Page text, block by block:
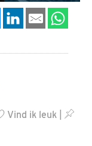
Vind ik leuk